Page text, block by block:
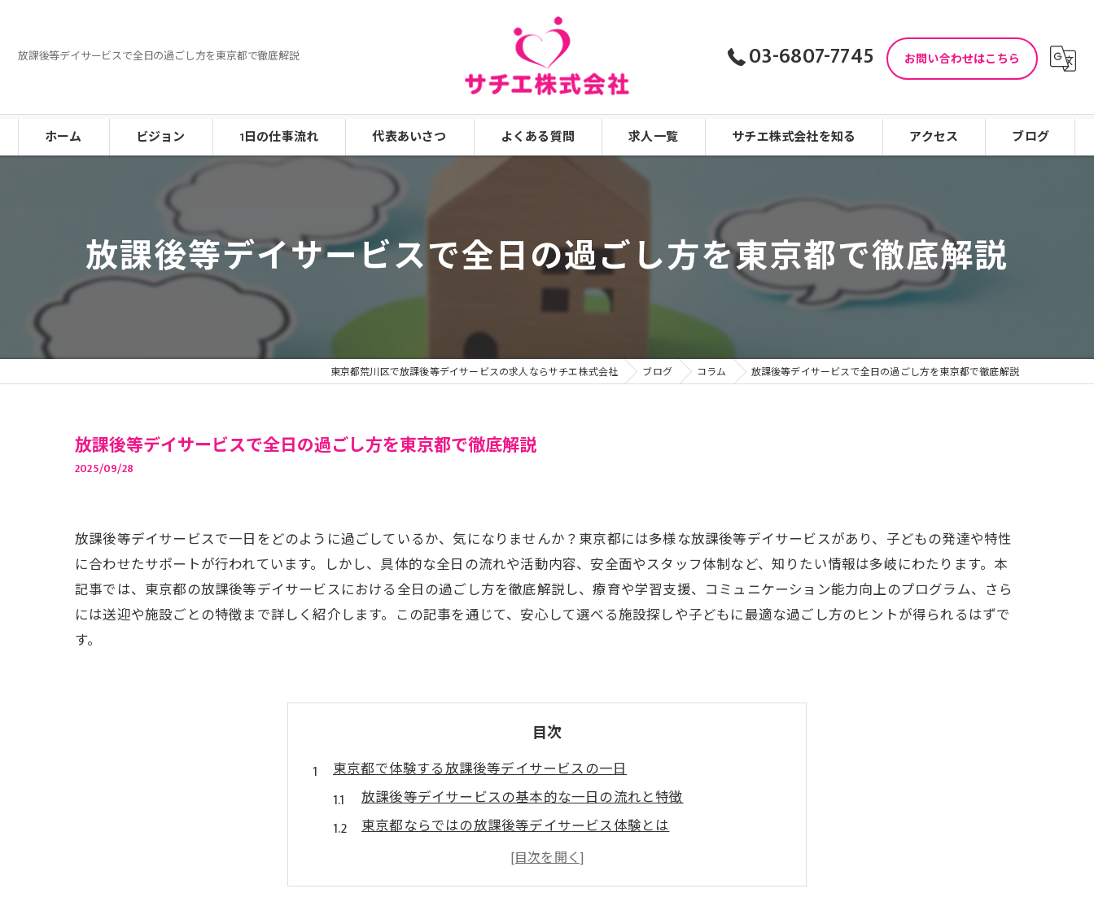
放課後等デイサービスで全日の過ごし方を東京都で徹底解説 03-6807-7745 お問い合わせはこちら
ホーム ビジョン 1日の仕事流れ 代表あいさつ よくある質問 求人一覧 サチエ株式会社を知る
児童発達支援
働きやすい
未経験
アクセス ブログ
放課後等デイサービスで全日の過ごし方を東京都で徹底解説
東京都荒川区で放課後等デイサービスの求人ならサチエ株式会社 ブログ コラム 放課後等デイサービスで全日の過ごし方を東京都で徹底解説
放課後等デイサービスで全日の過ごし方を東京都で徹底解説
2025/09/28
放課後等デイサービスで一日をどのように過ごしているか、気になりませんか？東京都には多様な放課後等デイサービスがあり、子どもの発達や特性
に合わせたサポートが行われています。しかし、具体的な全日の流れや活動内容、安全面やスタッフ体制など、知りたい情報は多岐にわたります。本
記事では、東京都の放課後等デイサービスにおける全日の過ごし方を徹底解説し、療育や学習支援、コミュニケーション能力向上のプログラム、さら
には送迎や施設ごとの特徴まで詳しく紹介します。この記事を通じて、安心して選べる施設探しや子どもに最適な過ごし方のヒントが得られるはずで
す。
目次
東京都で体験する放課後等デイサービスの一日
放課後等デイサービスの基本的な一日の流れと特徴
東京都ならではの放課後等デイサービス体験とは
放課後等デイサービスの一日を子ども目線で紹介
東京都の放課後等デイサービスで安心して過ごす工夫